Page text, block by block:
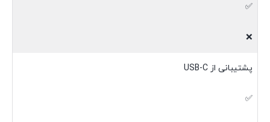
✅
❌
پشتیبانی از USB-C
✅